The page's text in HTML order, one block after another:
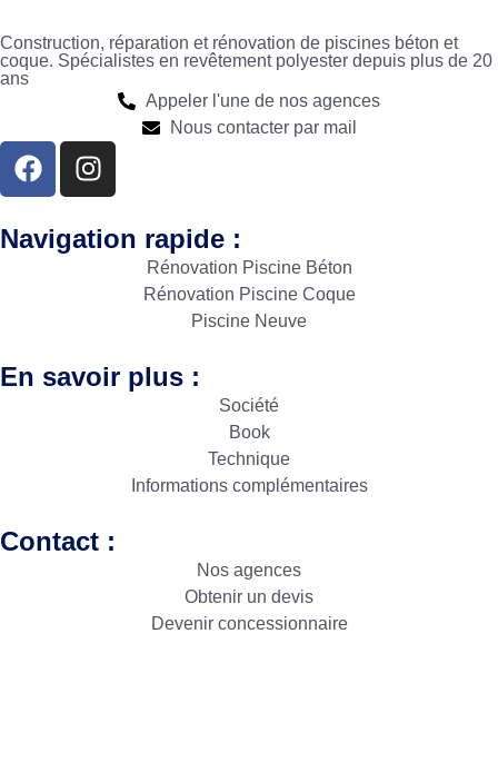
Construction, réparation et rénovation de piscines béton et
coque. Spécialistes en revêtement polyester depuis plus de 20
ans
Appeler l'une de nos agences
Nous contacter par mail
Navigation rapide :
Rénovation Piscine Béton
Rénovation Piscine Coque
Piscine Neuve
En savoir plus :
Société
Book
Technique
Informations complémentaires
Contact :
Nos agences
Obtenir un devis
Devenir concessionnaire